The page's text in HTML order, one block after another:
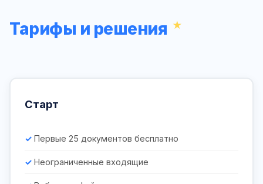
Тарифы и решения
Старт
Первые 25 документов бесплатно
Неограниченные входящие